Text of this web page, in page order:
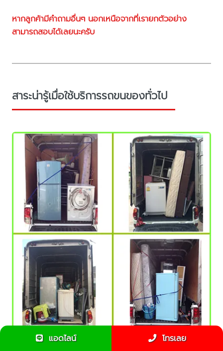
หากลูกค้ามีคำถามอื่นๆ นอกเหนือจากที่เรายกตัวอย่าง
สามารถสอบได้เลยนะครับ
สาระน่ารู้เมื่อใช้บริการรถขนของทั่วไป
แอดไลน์ โทรเลย